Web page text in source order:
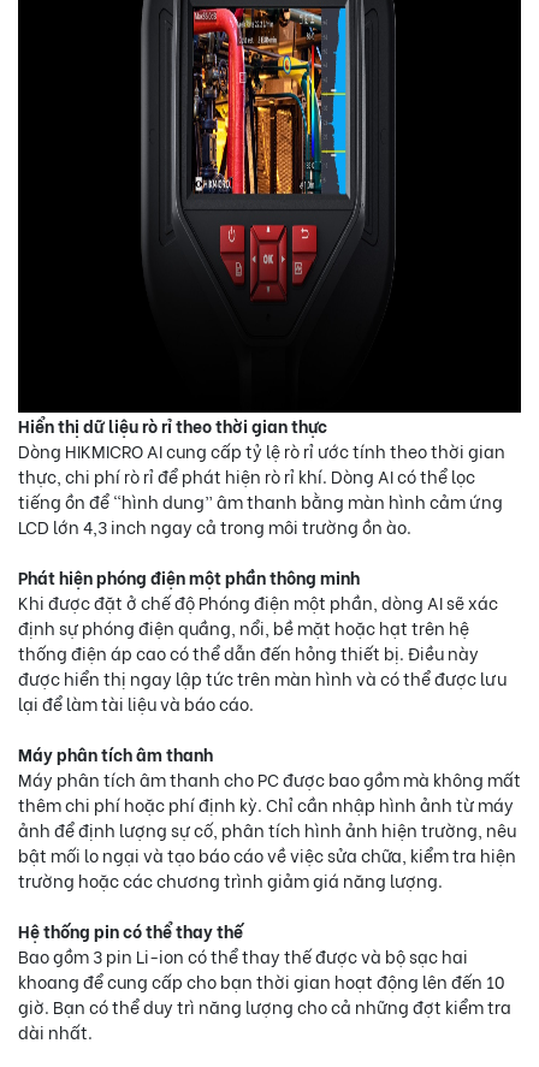
Hiển thị dữ liệu rò rỉ theo thời gian thực
Dòng HIKMICRO AI cung cấp tỷ lệ rò rỉ ước tính theo thời gian
thực, chi phí rò rỉ để phát hiện rò rỉ khí. Dòng AI có thể lọc
tiếng ồn để “hình dung” âm thanh bằng màn hình cảm ứng
LCD lớn 4,3 inch ngay cả trong môi trường ồn ào.
Phát hiện phóng điện một phần thông minh
Khi được đặt ở chế độ Phóng điện một phần, dòng AI sẽ xác
định sự phóng điện quầng, nổi, bề mặt hoặc hạt trên hệ
thống điện áp cao có thể dẫn đến hỏng thiết bị. Điều này
được hiển thị ngay lập tức trên màn hình và có thể được lưu
lại để làm tài liệu và báo cáo.
Máy phân tích âm thanh
Máy phân tích âm thanh cho PC được bao gồm mà không mất
thêm chi phí hoặc phí định kỳ. Chỉ cần nhập hình ảnh từ máy
ảnh để định lượng sự cố, phân tích hình ảnh hiện trường, nêu
bật mối lo ngại và tạo báo cáo về việc sửa chữa, kiểm tra hiện
trường hoặc các chương trình giảm giá năng lượng.
Hệ thống pin có thể thay thế
Bao gồm 3 pin Li-ion có thể thay thế được và bộ sạc hai
khoang để cung cấp cho bạn thời gian hoạt động lên đến 10
giờ. Bạn có thể duy trì năng lượng cho cả những đợt kiểm tra
dài nhất.